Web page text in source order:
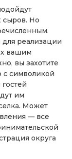
Но
реализации
вашим
вы захотите
символикой
им
Может
— все
округа